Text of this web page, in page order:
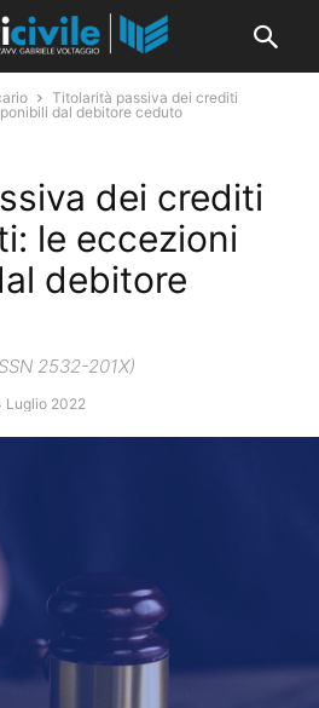
Titolarità passiva dei crediti
dal debitore ceduto
dei crediti
le eccezioni
debitore
2532-201X)
Luglio 2022